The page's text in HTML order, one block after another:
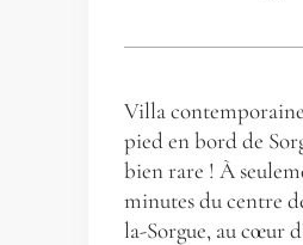
Villa
pied en bord de
bien rare ! À
minutes du centre
la-Sorgue, au cœur